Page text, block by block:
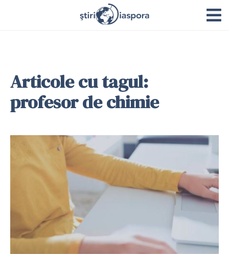
Articole cu tagul:
profesor de chimie